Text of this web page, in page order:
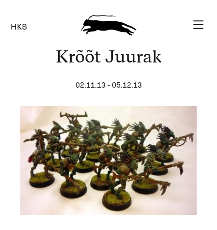
HKS
Krõõt Juurak
02.11.13 - 05.12.13